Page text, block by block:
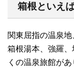
箱根といえ
関東屈指の温泉地
箱根湯本、強羅
くの温泉旅館があ